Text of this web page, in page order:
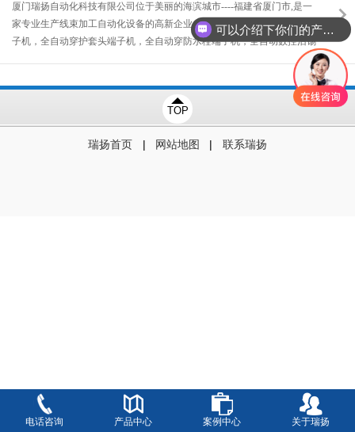
厦门瑞扬自动化科技有限公司位于美丽的海滨城市----福建省厦门市,是一
家专业生产线束加工自动化设备的高新企业,产品包括：全自动穿塑壳端
子机，全自动穿护套头端子机，全自动穿防水栓端子机，全自动数控沾锡
端子机，全自动双线并打端子机，全自动穿热缩管端子机，全自动切管
机，全自动电脑剥线机等各种线束加工设备、线束检测设备,国际名牌电
TOP
瑞扬首页 | 网站地图 | 联系瑞扬
电话咨询 产品中心 案例中心 关于瑞扬
可以介绍下你们的产品么？